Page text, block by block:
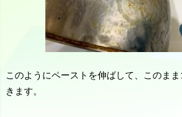
このようにペーストを伸ばして、このま
きます。